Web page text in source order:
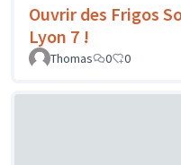
Ouvrir des Frigos
Lyon 7 !
Thomas
0 0